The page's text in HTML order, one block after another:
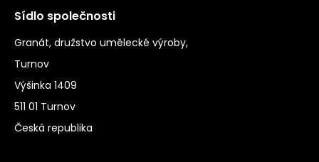
Sídlo společnosti
Granát, družstvo umělecké výroby,
Turnov
Výšinka 1409
511 01 Turnov
Česká republika